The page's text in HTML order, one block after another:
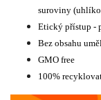
suroviny
Etický přístup -
Bez obsahu
GMO free
100%